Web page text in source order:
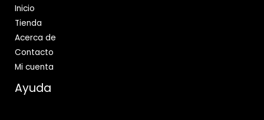
Inicio
Tienda
Acerca de
Contacto
Mi cuenta
Ayuda